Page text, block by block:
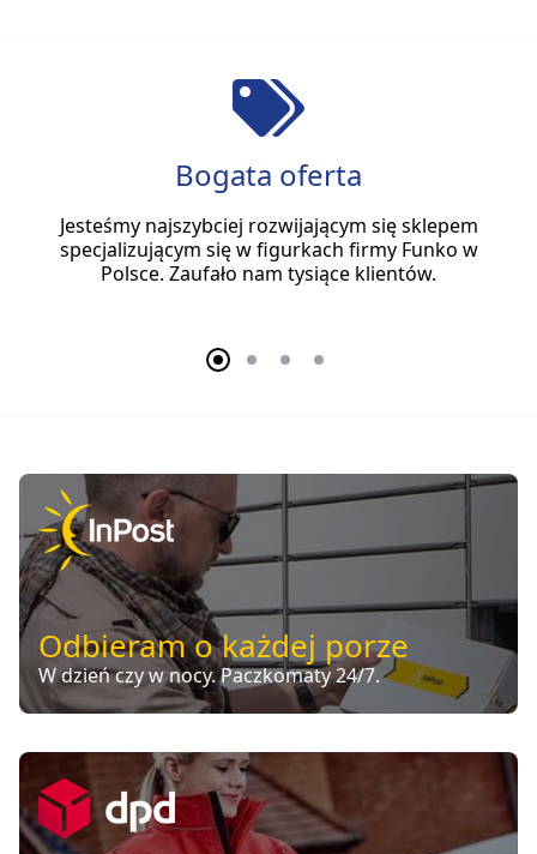
Bogata oferta
Jesteśmy najszybciej rozwijającym się sklepem
specjalizującym się w figurkach firmy Funko w
Polsce. Zaufało nam tysiące klientów.
Odbieram o każdej porze
W dzień czy w nocy. Paczkomaty 24/7.